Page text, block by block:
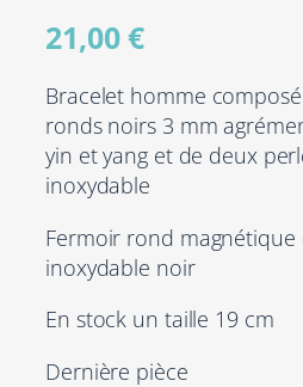
21,00€
Bracelet homme
ronds noirs 3 mm
yin et yang et de deux
inoxydable
Fermoir rond magnétique
inoxydable noir
En stock un taille 19 cm
Dernière pièce